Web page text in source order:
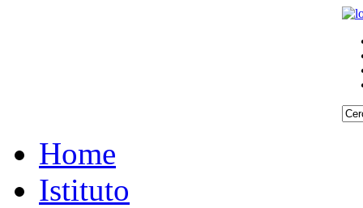
Home
Istituto